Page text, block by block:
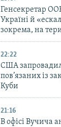
Генсекретар
Україні й
зокрема, на
22:22
США
пов’язаних із
Куби
21:16
В офісі Вучича